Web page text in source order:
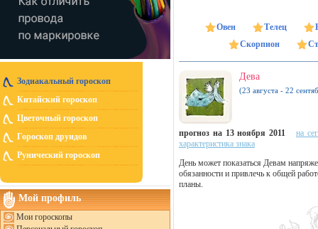
Зодиакальный гороскоп
Китайский гороскоп
Цветочный гороскоп
Гороскоп друидов
Рунический гороскоп
Мой профиль
Мои гороскопы
Овен Телец
Скорпион
Дева
(23 августа - 22
прогноз на 13 ноября 2011
на
характеристика знака
День может показаться Девам
обязанности и привлечь к общей
планы.